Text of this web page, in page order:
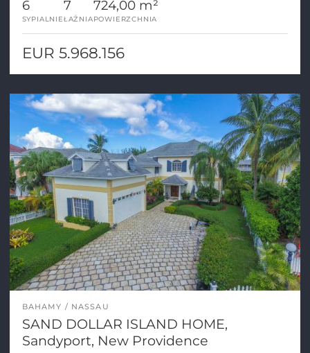
6
SYPIALNIE
7
ŁAŹNIA
724,00 m²
POWIERZCHNIA
EUR 5.968.156
BAHAMY NASSAU
SAND DOLLAR ISLAND HOME,
Sandyport, New Providence